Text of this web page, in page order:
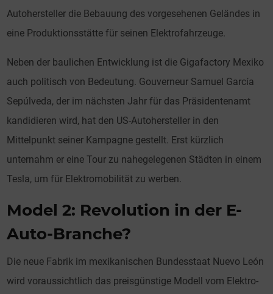
Autohersteller die Bebauung des vorgesehenen Geländes in
eine Produktionsstätte für seinen Elektrofahrzeuge.
Neben der baulichen Entwicklung ist die Gigafactory Mexiko
auch politisch von Bedeutung. Gouverneur Samuel García
Sepúlveda, der im nächsten Jahr für das Präsidentenamt
kandidieren wird, hat den US-Autohersteller in den
Mittelpunkt seiner Kampagne gestellt. Erst kürzlich
unternahm er eine Tour zu nahegelegenen Städten in einem
Tesla, um für Elektromobilität zu werben.
Model 2: Revolution in der E-
Auto-Branche?
Die neue Fabrik im mexikanischen Bundesstaat Nuevo León
wird voraussichtlich das preisgünstige Modell vom Elektro-